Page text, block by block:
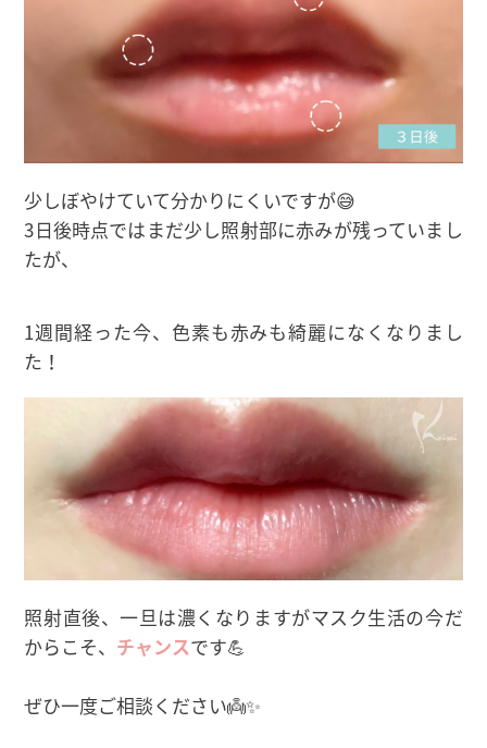
少しぼやけていて分かりにくいですが😅
3日後時点ではまだ少し照射部に赤みが残っていまし
たが、
1週間経った今、色素も赤みも綺麗になくなりまし
た！
照射直後、一旦は濃くなりますがマスク生活の今だ
からこそ、 チャンスです💪
ぜひ一度ご相談ください👼✨